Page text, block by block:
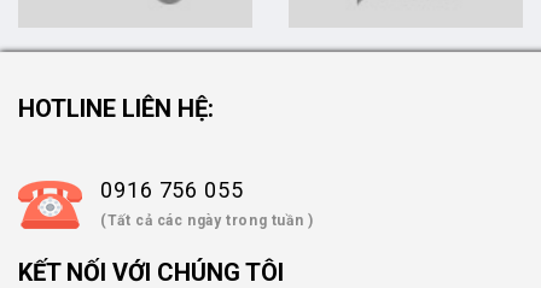
HOTLINE LIÊN HỆ:
0916 756 055
(Tất cả các ngày trong tuần )
KẾT NỐI VỚI CHÚNG TÔI